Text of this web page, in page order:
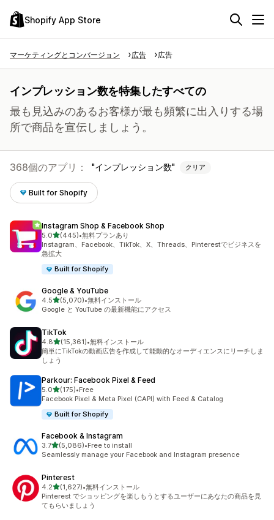
Shopify App Store
マーケティングとコンバージョン 広告 広告
インプレッション数を特集したすべての
最も見込みのあるお客様が最も頻繁に出入りする場
所で商品を宣伝しましょう。
368個のアプリ： インプレッション数 クリア
Built for Shopify
Instagram Shop & Facebook Shop
5.05つ星中
(445)
合計レビュー数：445件
•無料プランあり
Instagram、Facebook、TikTok、X、Threads、Pinterestでビジネスを
急拡大
Built for Shopify
Google & YouTube
4.55つ星中
(5,070)
合計レビュー数：5070件
•無料インストール
Google と YouTube の最新機能にアクセス
TikTok
4.85つ星中
(15,361)
合計レビュー数：15361件
•無料インストール
簡単にTikTokの動画広告を作成して能動的なオーディエンスにリーチしま
しょう
Parkour: Facebook Pixel & Feed
5.05つ星中
(175)
合計レビュー数：175件
•Free
Facebook Pixel & Meta Pixel (CAPI) with Feed & Catalog
Built for Shopify
Facebook & Instagram
3.75つ星中
(5,086)
合計レビュー数：5086件
•Free to install
Seamlessly manage your Facebook and Instagram presence
Pinterest
4.25つ星中
(1,627)
合計レビュー数：1627件
•無料インストール
Pinterest でショッピングを楽しもうとするユーザーにあなたの商品を見
てもらいましょう